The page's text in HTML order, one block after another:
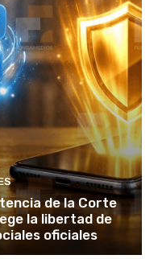
de la Corte
la libertad de
oficiales